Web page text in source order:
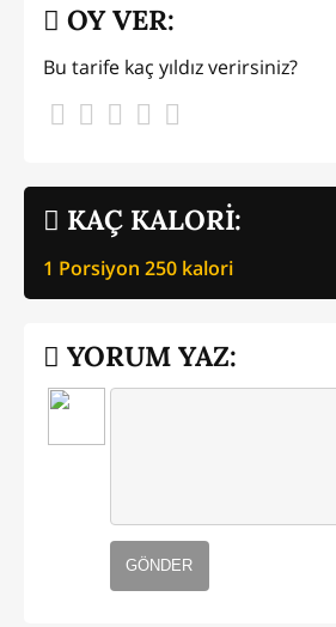
KAÇ KALORİ:
1 Porsiyon 250 kalori
OY VER:
Bu tarife kaç yıldız verirsiniz?
YORUM YAZ:
GÖNDER